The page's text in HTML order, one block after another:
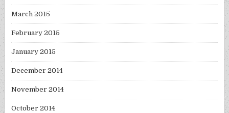
March 2015
February 2015
January 2015
December 2014
November 2014
October 2014